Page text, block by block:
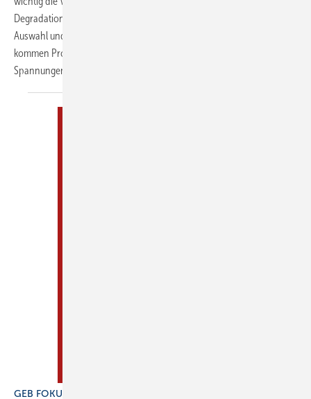
Degradation von Topcon- oder HJT-Modulen entscheidend von der
Auswahl und Fertigung der Verkapselungsfolien abhängig. Hinzu
kommen Probleme mit zu dünnen Gläsern, die den wachsenden
Spannungen im Material nicht mehr gewachsen
GEB FOKUS Kommunale Wärmeplanung